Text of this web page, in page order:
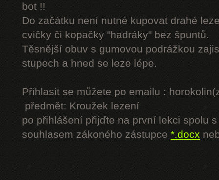
bot !!
Do začátku není nutné kupovat drahé
cvičky či kopačky "hadráky" bez špuntů.
Těsnější obuv s gumovou podrážkou
stupech a hned se leze lépe.
Přihlasit se můžete po emailu :
předmět: Kroužek lezení
po přihlášení přijďte na první lekci spolu
souhlasem zákoného zástupce *.docx